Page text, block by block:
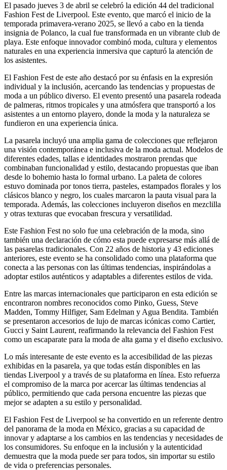
El pasado jueves 3 de abril se celebró la edición 44 del tradicional
Fashion Fest de Liverpool. Este evento, que marcó el inicio de la
temporada primavera-verano 2025, se llevó a cabo en la tienda
insignia de Polanco, la cual fue transformada en un vibrante club de
playa. Este enfoque innovador combinó moda, cultura y elementos
naturales en una experiencia inmersiva que capturó la atención de
los asistentes.
El Fashion Fest de este año destacó por su énfasis en la expresión
individual y la inclusión, acercando las tendencias y propuestas de
moda a un público diverso. El evento presentó una pasarela rodeada
de palmeras, ritmos tropicales y una atmósfera que transportó a los
asistentes a un entorno playero, donde la moda y la naturaleza se
fundieron en una experiencia única.
La pasarela incluyó una amplia gama de colecciones que reflejaron
una visión contemporánea e inclusiva de la moda actual. Modelos de
diferentes edades, tallas e identidades mostraron prendas que
combinaban funcionalidad y estilo, destacando propuestas que iban
desde lo bohemio hasta lo formal urbano. La paleta de colores
estuvo dominada por tonos tierra, pasteles, estampados florales y los
clásicos blanco y negro, los cuales marcaron la pauta visual para la
temporada. Además, las colecciones incluyeron diseños en mezclilla
y otras texturas que evocaban frescura y versatilidad.
Este Fashion Fest no solo fue una celebración de la moda, sino
también una declaración de cómo esta puede expresarse más allá de
las pasarelas tradicionales. Con 22 años de historia y 43 ediciones
anteriores, este evento se ha consolidado como una plataforma que
conecta a las personas con las últimas tendencias, inspirándolas a
adoptar estilos auténticos y adaptables a diferentes estilos de vida.
Entre las marcas internacionales que participaron en esta edición se
encontraron nombres reconocidos como Pinko, Guess, Steve
Madden, Tommy Hilfiger, Sam Edelman y Agua Bendita. También
se presentaron accesorios de lujo de marcas icónicas como Cartier,
Gucci y Saint Laurent, reafirmando la relevancia del Fashion Fest
como un escaparate para la moda de alta gama y el diseño exclusivo.
Lo más interesante de este evento es la accesibilidad de las piezas
exhibidas en la pasarela, ya que todas están disponibles en las
tiendas Liverpool y a través de su plataforma en línea. Esto refuerza
el compromiso de la marca por acercar las últimas tendencias al
público, permitiendo que cada persona encuentre las piezas que
mejor se adapten a su estilo y personalidad.
El Fashion Fest de Liverpool se ha convertido en un referente dentro
del panorama de la moda en México, gracias a su capacidad de
innovar y adaptarse a los cambios en las tendencias y necesidades de
los consumidores. Su enfoque en la inclusión y la autenticidad
demuestra que la moda puede ser para todos, sin importar su estilo
de vida o preferencias personales.